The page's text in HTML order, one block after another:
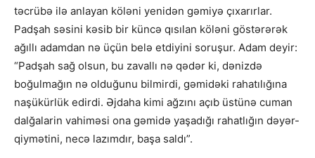
təcrübə ilə anlayan köləni yenidən gəmiyə çıxarırlar.
Padşah səsini kəsib bir küncə qısılan köləni göstərərək
ağıllı adamdan nə üçün belə etdiyini soruşur. Adam deyir:
“Padşah sağ olsun, bu zavallı nə qədər ki, dənizdə
boğulmağın nə olduğunu bilmirdi, gəmidəki rahatılığına
naşükürlük edirdi. Əjdaha kimi ağzını açıb üstünə cuman
dalğalarin vahiməsi ona gəmidə yaşadığı rahatlığın dəyər-
qiymətini, necə lazımdır, başa saldı”.